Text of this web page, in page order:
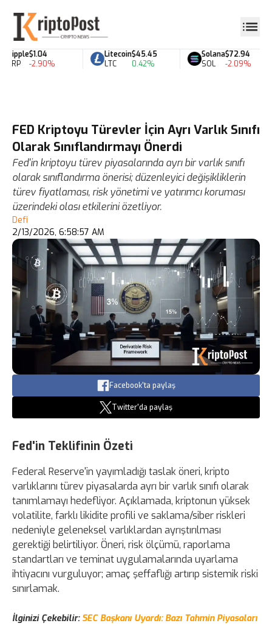
Ripple
XRP
$1.04
-2.90%
Litecoin
LTC
$45.45
0.42%
Solana
SOL
$72.94
-2.09%
FED Kriptoyu Türevler İçin Ayrı Varlık Sınıfı
Olarak Sınıflandırmayı Önerdi
Fed'in kriptoyu türev piyasalarında ayrı bir varlık sınıfı
olarak sınıflandırma önerisi; düzenleyici değişikliklerin
türev fiyatlaması, risk yönetimi ve yatırımcı koruması
üzerindeki olası etkilerini özetliyor.
Defi
2/13/2026, 6:58:57 AM
Facebook'ta paylaş
Twitter'da paylaş
Fed'in Teklifinin Özeti
Federal Reserve'in yayımladığı taslak öneri, kripto
varlıklarını türev piyasalarda ayrı bir varlık sınıfı olarak
tanımlamayı hedefliyor. Açıklamada, kriptonun yüksek
volatilite, farklı likidite profili ve saklama/siber riskleri
nedeniyle geleneksel varlıklardan ayrıştırılması
gerektiği belirtiliyor. Öneri, risk ölçümü, raporlama
standartları ve teminat uygulamalarında uyarlama
ihtiyacını vurguluyor; amaç şeffaflığı artırıp sistemik riski
sınırlamak.
İlginizi Çekebilir: SEC Başkanı Uyardı: Bazı Tahmin Piyasaları